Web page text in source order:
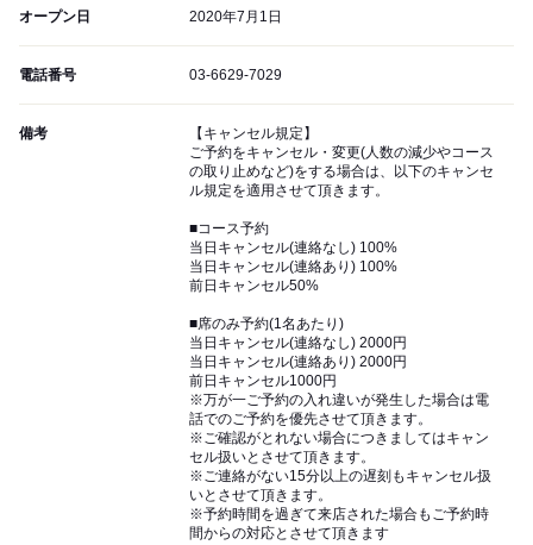
オープン日 2020年7月1日
電話番号 03-6629-7029
備考
【キャンセル規定】
ご予約をキャンセル・変更(人数の減少やコース
の取り止めなど)をする場合は、以下のキャンセ
ル規定を適用させて頂きます。
■コース予約
当日キャンセル(連絡なし) 100%
当日キャンセル(連絡あり) 100%
前日キャンセル50%
■席のみ予約(1名あたり)
当日キャンセル(連絡なし) 2000円
当日キャンセル(連絡あり) 2000円
前日キャンセル1000円
※万が一ご予約の入れ違いが発生した場合は電
話でのご予約を優先させて頂きます。
※ご確認がとれない場合につきましてはキャン
セル扱いとさせて頂きます。
※ご連絡がない15分以上の遅刻もキャンセル扱
いとさせて頂きます。
※予約時間を過ぎて来店された場合もご予約時
間からの対応とさせて頂きます